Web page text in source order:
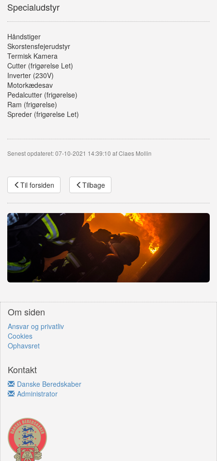
Specialudstyr
Håndstiger
Skorstensfejerudstyr
Termisk Kamera
Cutter (frigørelse Let)
Inverter (230V)
Motorkædesav
Pedalcutter (frigørelse)
Ram (frigørelse)
Spreder (frigørelse Let)
Senest opdateret: 07-10-2021 14:39:10 af Claes Mollin
Til forsiden Tilbage
Om siden
Ansvar og privatliv
Cookies
Ophavsret
Kontakt
Danske Beredskaber
Administrator